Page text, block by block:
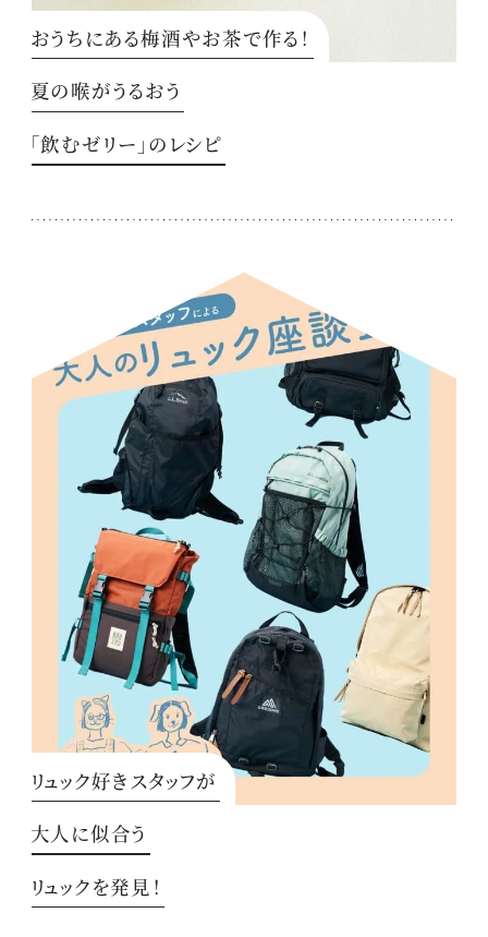
おうちにある梅酒やお茶で作る！
夏の喉がうるおう
「飲むゼリー」のレシピ
リュック好きスタッフが
大人に似合う
リュックを発見！